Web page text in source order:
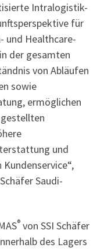
Intralogistik-
für
und Healthcare-
der gesamten
von Abläufen
sowie
ermöglichen
gestellten
und
Saudi-
® von SSI Schäfer
des Lagers